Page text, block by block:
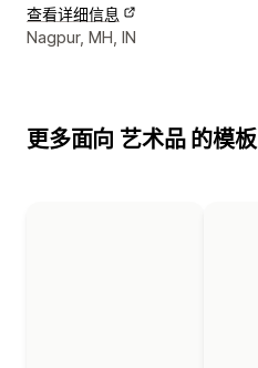
查看详细信息
设计师联系方式
Nagpur, MH, IN
更多面向 艺术品 的模板